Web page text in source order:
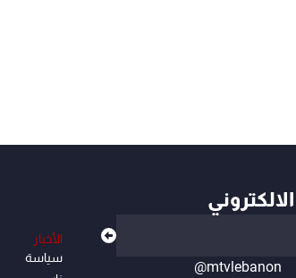
@mtvlebanon
الأخبار
سياسة